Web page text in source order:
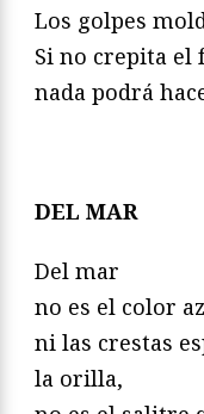
Los golpes
Si no crepita el
nada podrá
DEL MAR
Del mar
no es el color
ni las crestas
la orilla,